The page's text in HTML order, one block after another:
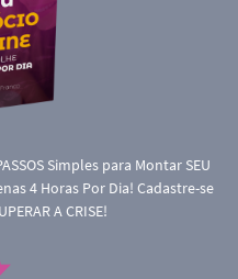
Simples para Montar SEU
4 Horas Por Dia! Cadastre-se
A CRISE!